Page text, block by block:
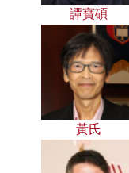
譚寶碩
黃氏